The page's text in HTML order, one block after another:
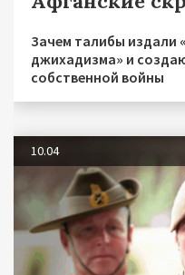
Зачем талибы издали
джихадизма» и
собственной войны
10.04